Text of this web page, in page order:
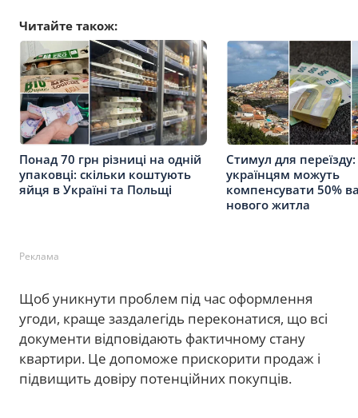
Читайте також:
Понад 70 грн різниці на одній
упаковці: скільки коштують
яйця в Україні та Польщі
Стимул для
українцям можуть
компенсувати 50%
нового житла
Реклама
Щоб уникнути проблем під час оформлення
угоди, краще заздалегідь переконатися, що всі
документи відповідають фактичному стану
квартири. Це допоможе прискорити продаж і
підвищить довіру потенційних покупців.